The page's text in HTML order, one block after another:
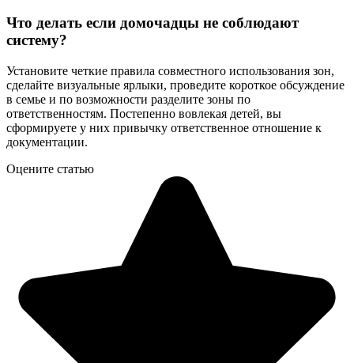
Что делать если домочадцы не соблюдают
систему?
Установите четкие правила совместного использования зон,
сделайте визуальные ярлыки, проведите короткое обсуждение
в семье и по возможности разделите зоны по
ответственностям. Постепенно вовлекая детей, вы
сформируете у них привычку ответственное отношение к
документации.
Оцените статью